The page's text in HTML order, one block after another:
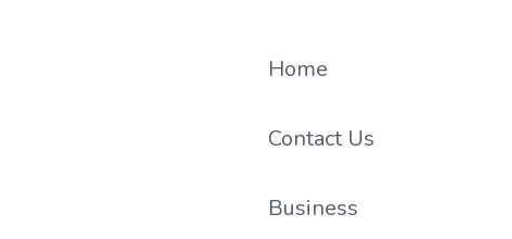
Home
Contact Us
Business